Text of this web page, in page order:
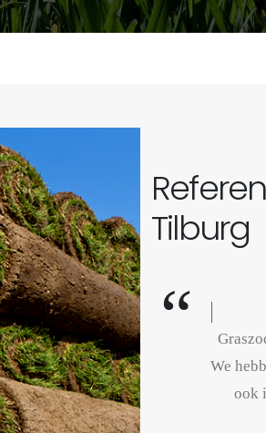
Tilburg
We
ook